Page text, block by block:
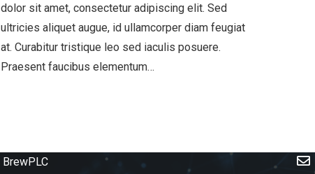
dolor sit amet, consectetur adipiscing elit. Sed
ultricies aliquet augue, id ullamcorper diam feugiat
at. Curabitur tristique leo sed iaculis posuere.
Praesent faucibus elementum…
BrewPLC